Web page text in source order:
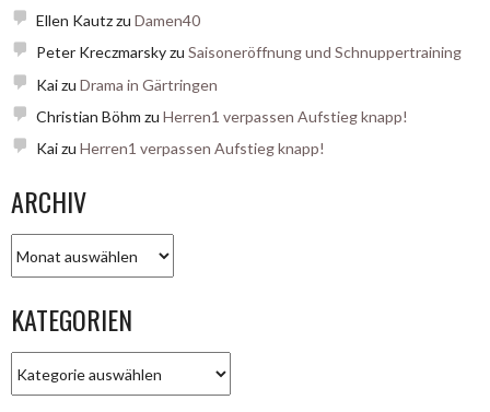
Ellen Kautzzu Damen40
Peter Kreczmarskyzu Saisoneröffnung und Schnuppertraining
Kaizu Drama in Gärtringen
Christian Böhm zu Herren1 verpassen Aufstieg knapp!
Kaizu Herren1 verpassen Aufstieg knapp!
ARCHIV
KATEGORIEN